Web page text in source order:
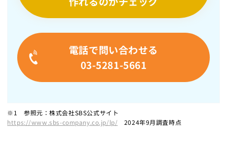
電話で問い合わせる
03-5281-5661
※1 参照元：株式会社SBS公式サイト
https://www.sbs-company.co.jp/lp/ 2024年9月調査時点